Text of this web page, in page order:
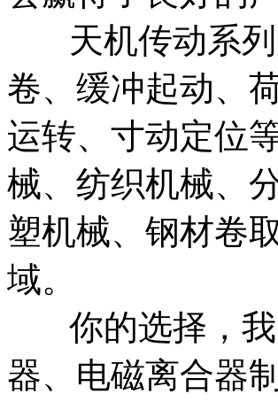
天机传动系列
卷、缓冲起动、
运转、寸动定位
械、纺织机械、
塑机械、钢材卷
域。
你的选择，我
器、电磁离合器